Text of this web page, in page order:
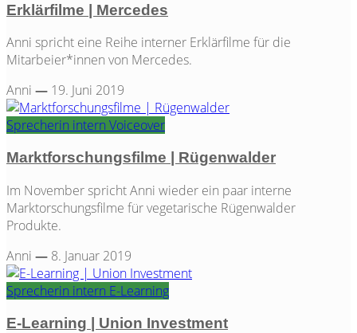
Erklärfilme | Mercedes
Anni spricht eine Reihe interner Erklärfilme für die
Mitarbeier*innen von Mercedes.
Anni — 19. Juni 2019
Sprecherin intern Voiceover
Marktforschungsfilme | Rügenwalder
Im November spricht Anni wieder ein paar interne
Marktorschungsfilme für vegetarische Rügenwalder
Produkte.
Anni — 8. Januar 2019
Sprecherin intern E-Learning
E-Learning | Union Investment